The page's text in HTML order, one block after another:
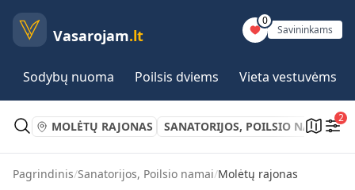
Vasarojam.lt
0
Savininkams
Sodybų nuoma Poilsis dviems Vieta vestuvėms
MOLĖTŲ RAJONAS SANATORIJOS, POILSIO NAMAI
2
Pagrindinis/Sanatorijos, Poilsio namai/Molėtų rajonas